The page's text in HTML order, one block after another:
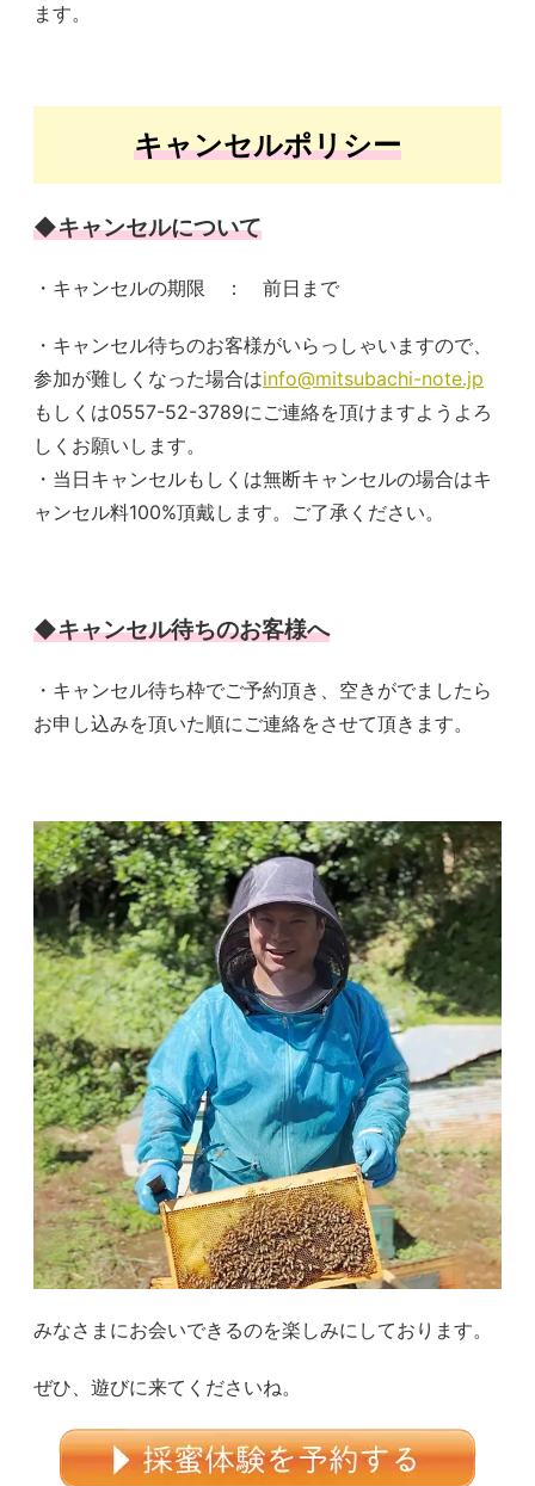
ます。
キャンセルポリシー
◆キャンセルについて
・キャンセルの期限 ： 前日まで
・キャンセル待ちのお客様がいらっしゃいますので、
参加が難しくなった場合はinfo@mitsubachi-note.jp
もしくは0557-52-3789にご連絡を頂けますようよろ
しくお願いします。
・当日キャンセルもしくは無断キャンセルの場合はキ
ャンセル料100%頂戴します。ご了承ください。
◆キャンセル待ちのお客様へ
・キャンセル待ち枠でご予約頂き、空きがでましたら
お申し込みを頂いた順にご連絡をさせて頂きます。
みなさまにお会いできるのを楽しみにしております。
ぜひ、遊びに来てくださいね。